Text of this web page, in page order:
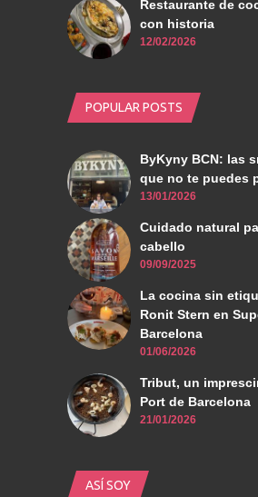
Restaurante de
con historia
12/02/2026
POPULAR POSTS
ByKyny BCN: las
que no te puedes
13/01/2026
Cuidado natural
cabello
09/09/2025
La cocina sin
Ronit Stern en
Barcelona
01/06/2026
Tribut, un
Port de Barcelona
21/01/2026
ASÍ SOY